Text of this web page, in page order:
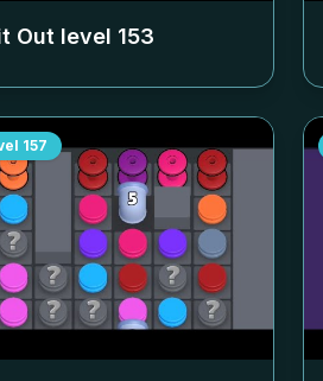
Out level 153
157